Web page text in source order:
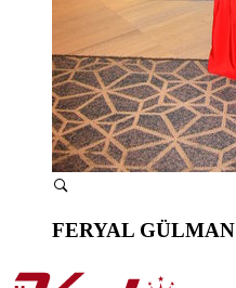
FERYAL GÜLMAN